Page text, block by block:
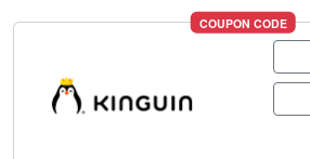
COUPON CODE